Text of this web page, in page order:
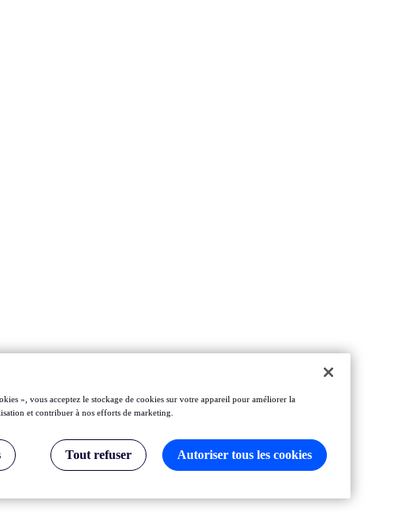
», vous acceptez le stockage de cookies sur votre appareil pour améliorer la
et contribuer à nos efforts de marketing.
Tout refuser Autoriser tous les cookies